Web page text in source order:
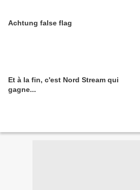
Achtung false flag
Et à la fin, c'est Nord Stream qui
gagne...